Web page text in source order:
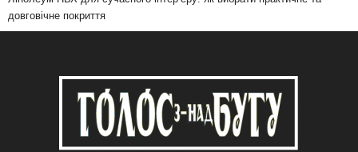
довговічне покриття